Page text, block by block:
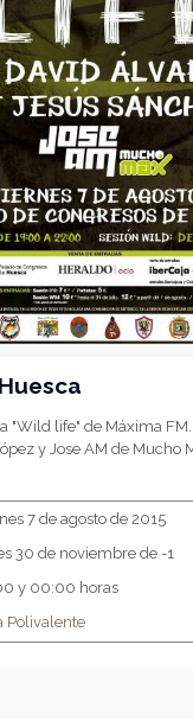
"Wild life" de Máxima
y Jose AM de Mucho
7 de agosto de 2015
30 de noviembre de -1
y 00:00 horas
Polivalente